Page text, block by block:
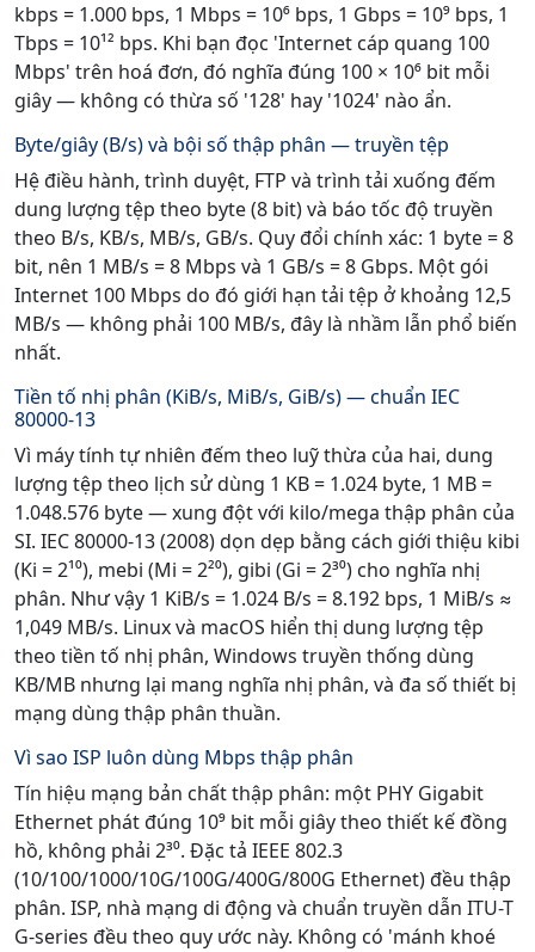
kbps = 1.000 bps, 1 Mbps = 10⁶ bps, 1 Gbps = 10⁹ bps, 1
Tbps = 10¹² bps. Khi bạn đọc 'Internet cáp quang 100
Mbps' trên hoá đơn, đó nghĩa đúng 100 × 10⁶ bit mỗi
giây — không có thừa số '128' hay '1024' nào ẩn.
Byte/giây (B/s) và bội số thập phân — truyền tệp
Hệ điều hành, trình duyệt, FTP và trình tải xuống đếm
dung lượng tệp theo byte (8 bit) và báo tốc độ truyền
theo B/s, KB/s, MB/s, GB/s. Quy đổi chính xác: 1 byte = 8
bit, nên 1 MB/s = 8 Mbps và 1 GB/s = 8 Gbps. Một gói
Internet 100 Mbps do đó giới hạn tải tệp ở khoảng 12,5
MB/s — không phải 100 MB/s, đây là nhầm lẫn phổ biến
nhất.
Tiền tố nhị phân (KiB/s, MiB/s, GiB/s) — chuẩn IEC
80000-13
Vì máy tính tự nhiên đếm theo luỹ thừa của hai, dung
lượng tệp theo lịch sử dùng 1 KB = 1.024 byte, 1 MB =
1.048.576 byte — xung đột với kilo/mega thập phân của
SI. IEC 80000-13 (2008) dọn dẹp bằng cách giới thiệu kibi
(Ki = 2¹⁰), mebi (Mi = 2²⁰), gibi (Gi = 2³⁰) cho nghĩa nhị
phân. Như vậy 1 KiB/s = 1.024 B/s = 8.192 bps, 1 MiB/s ≈
1,049 MB/s. Linux và macOS hiển thị dung lượng tệp
theo tiền tố nhị phân, Windows truyền thống dùng
KB/MB nhưng lại mang nghĩa nhị phân, và đa số thiết bị
mạng dùng thập phân thuần.
Vì sao ISP luôn dùng Mbps thập phân
Tín hiệu mạng bản chất thập phân: một PHY Gigabit
Ethernet phát đúng 10⁹ bit mỗi giây theo thiết kế đồng
hồ, không phải 2³⁰. Đặc tả IEEE 802.3
(10/100/1000/10G/100G/400G/800G Ethernet) đều thập
phân. ISP, nhà mạng di động và chuẩn truyền dẫn ITU-T
G-series đều theo quy ước này. Không có 'mánh khoé